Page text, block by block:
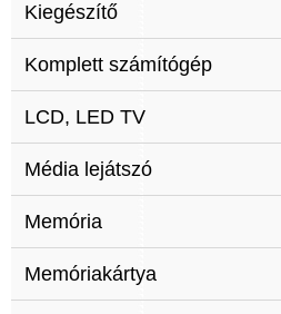
Kiegészítő
Komplett számítógép
LCD, LED TV
Média lejátszó
Memória
Memóriakártya